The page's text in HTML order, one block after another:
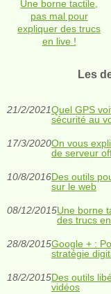
Une borne tactile,
pas mal pour
expliquer des trucs
en live !
Les
21/2/2021Quel GPS
sécurité au
17/3/2020On vous
de serveur
10/8/2016Des outils
sur le web
08/12/2015Une borne
des trucs
28/8/2015Google + :
stratégie
18/2/2015Des outils
vidéos